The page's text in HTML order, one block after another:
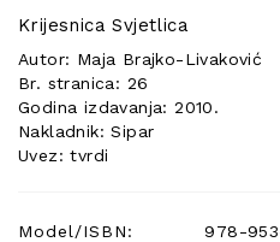
Krijesnica Svjetlica
Autor: Maja Brajko-Livaković
Br. stranica: 26
Godina izdavanja: 2010.
Nakladnik: Sipar
Uvez: tvrdi
Model/ISBN:
978-